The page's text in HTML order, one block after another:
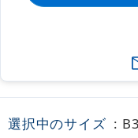
選択中のサイズ : B3